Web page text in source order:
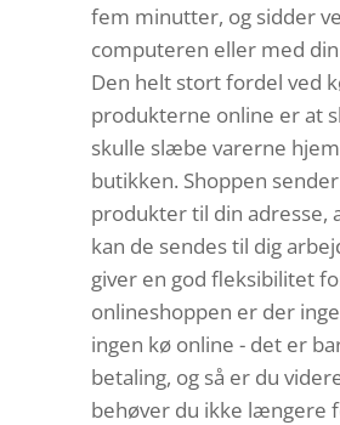
fem minutter, og sidder
computeren eller med
Den helt stort fordel ved
produkterne online er at
skulle slæbe varerne
butikken. Shoppen
produkter til din adresse,
kan de sendes til dig
giver en god fleksibilitet
onlineshoppen er der
ingen kø online - det er
betaling, og så er du
behøver du ikke længere